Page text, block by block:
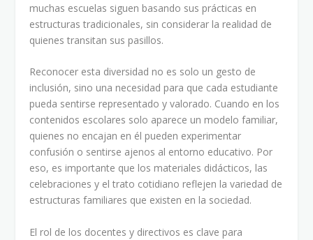
muchas escuelas siguen basando sus prácticas en
estructuras tradicionales, sin considerar la realidad de
quienes transitan sus pasillos.
Reconocer esta diversidad no es solo un gesto de
inclusión, sino una necesidad para que cada estudiante
pueda sentirse representado y valorado. Cuando en los
contenidos escolares solo aparece un modelo familiar,
quienes no encajan en él pueden experimentar
confusión o sentirse ajenos al entorno educativo. Por
eso, es importante que los materiales didácticos, las
celebraciones y el trato cotidiano reflejen la variedad de
estructuras familiares que existen en la sociedad.
El rol de los docentes y directivos es clave para